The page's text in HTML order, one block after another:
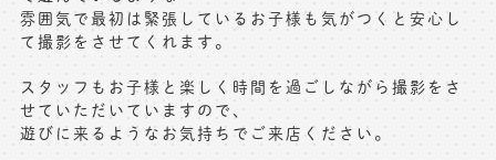
雰囲気で最初は緊張しているお子様も気がつくと安心し
て撮影をさせてくれます。
スタッフもお子様と楽しく時間を過ごしながら撮影をさ
せていただいていますので、
遊びに来るようなお気持ちでご来店ください。